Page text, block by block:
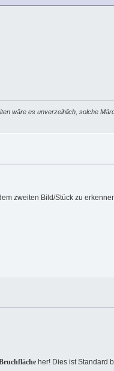
wäre es unverzeihlich, solche
zweiten Bild/Stück zu
her! Dies ist Standard